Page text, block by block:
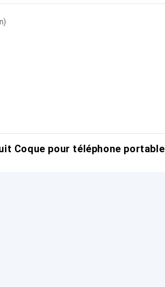
Coque pour téléphone portable